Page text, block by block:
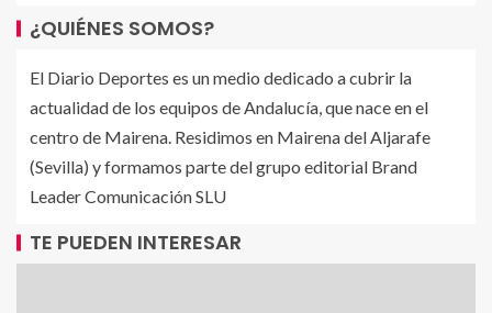
¿QUIÉNES SOMOS?
El Diario Deportes es un medio dedicado a cubrir la
actualidad de los equipos de Andalucía, que nace en el
centro de Mairena. Residimos en Mairena del Aljarafe
(Sevilla) y formamos parte del grupo editorial Brand
Leader Comunicación SLU
TE PUEDEN INTERESAR